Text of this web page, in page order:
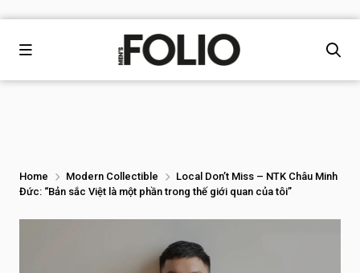
Home Modern Collectible
Local Don’t Miss – NTK Châu Minh
Đức: “Bản sắc Việt là một phần trong thế giới quan của tôi”